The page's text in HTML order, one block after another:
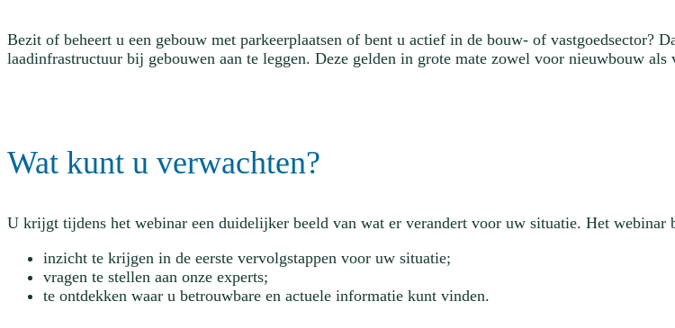
Bezit of beheert u een gebouw met parkeerplaatsen of bent u actief in de bouw- of
laadinfrastructuur bij gebouwen aan te leggen. Deze gelden in grote mate zowel voor nieuwbouw als
Wat kunt u verwachten?
U krijgt tijdens het webinar een duidelijker beeld van wat er verandert voor uw situatie. Het webinar
inzicht te krijgen in de eerste vervolgstappen voor uw situatie;
vragen te stellen aan onze experts;
te ontdekken waar u betrouwbare en actuele informatie kunt vinden.